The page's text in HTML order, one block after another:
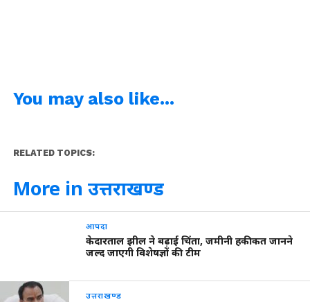
You may also like...
RELATED TOPICS:
More in उत्तराखण्ड
आपदा
केदारताल झील ने बढ़ाई चिंता, जमीनी हकीकत जानने
जल्द जाएगी विशेषज्ञों की टीम
उत्तराखण्ड